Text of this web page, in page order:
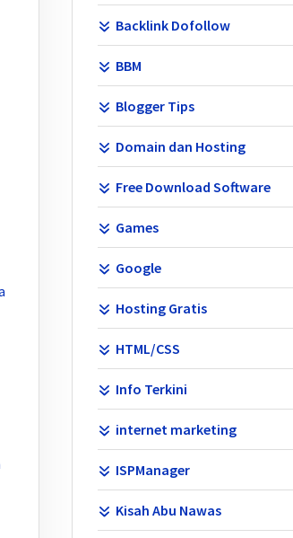
Backlink Dofollow
BBM
Blogger Tips
Domain dan Hosting
Free Download Software
Games
Google
Hosting Gratis
HTML/CSS
Info Terkini
internet marketing
ISPManager
Kisah Abu Nawas